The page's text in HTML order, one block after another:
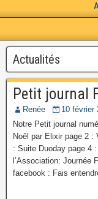
Actualités
Petit journal
Renée 10 février
Notre Petit journal
Noêl par Elixir page 2 :
: Suite Duoday page 4
l’Association: Journée
facebook : Fais